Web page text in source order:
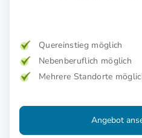
Quereinstieg möglich
Nebenberuflich möglich
Mehrere Standorte
Angebot